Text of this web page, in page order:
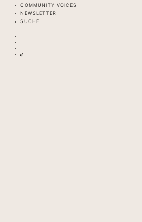
COMMUNITY VOICES
NEWSLETTER
SUCHE